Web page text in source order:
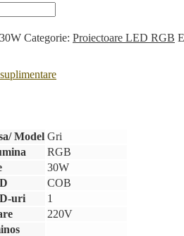
Categorie: Proiectoare LED RGB
Model Gri
RGB
30W
COB
uri
1
220V